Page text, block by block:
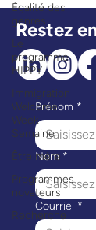
Égalité des
genres
Le
programme
HIPPY
Immigration
Welcome
Week
Semaine
Être mère
Programmes
novateurs
Recherche
Restez
Prénom *
Nom *
Courriel *